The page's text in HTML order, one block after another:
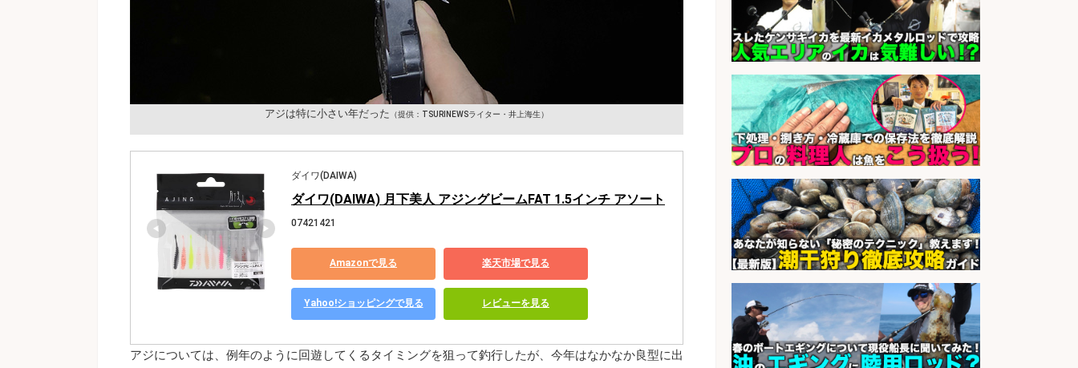
アジは特に小さい年だった （提供：TSURINEWSライター・井上海生）
ダイワ(DAIWA)
ダイワ(DAIWA) 月下美人 アジングビームFAT 1.5インチ アソート
07421421
Amazonで見る 楽天市場で見る
Yahoo!ショッピングで見る レビューを見る
アジについては、例年のように回遊してくるタイミングを狙って釣行したが、今年はなかなか良型に出
さらに求人情報を見る